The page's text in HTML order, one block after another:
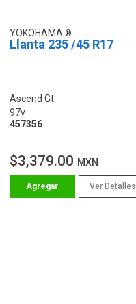
YOKOHAMA
Llanta 235 /45 R17
Ascend Gt
97v
457356
$3,379.00 MXN
Ver Detalles